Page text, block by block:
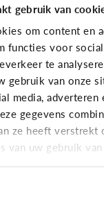
gebruik van
om content en
functies voor
te
gebruik van onze
media, adverteren
gegevens
ze heeft verstrekt
van uw gebruik
zo boost
van je kind